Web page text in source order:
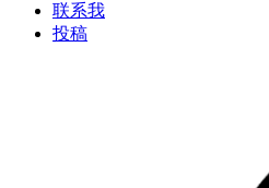
联系我
投稿